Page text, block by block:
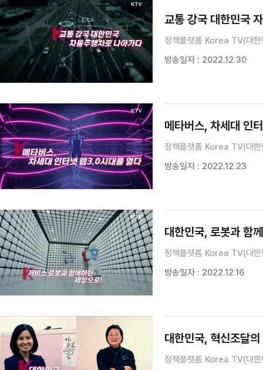
교통 강국 대한민국
정책플랫폼 Korea TV(대
방송일자 : 2022.12.30
메타버스, 차세대 인
정책플랫폼 Korea TV(대
방송일자 : 2022.12.23
대한민국, 로봇과 함
정책플랫폼 Korea TV(대
방송일자 : 2022.12.16
대한민국, 혁신조달
정책플랫폼 Korea TV(대